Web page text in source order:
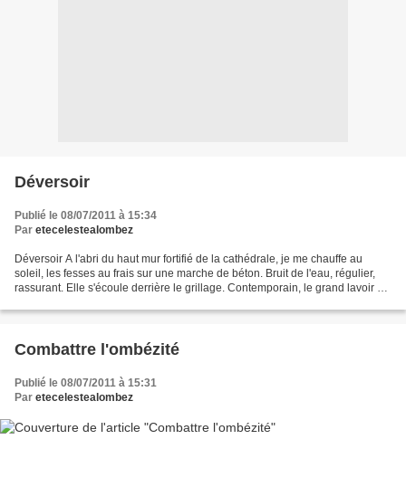
Déversoir
Publié le 08/07/2011 à 15:34
Par etecelestealombez
Déversoir A l'abri du haut mur fortifié de la cathédrale, je me chauffe au
soleil, les fesses au frais sur une marche de béton. Bruit de l'eau, régulier,
rassurant. Elle s'écoule derrière le grillage. Contemporain, le grand lavoir du
Combattre l'ombézité
Publié le 08/07/2011 à 15:31
Par etecelestealombez